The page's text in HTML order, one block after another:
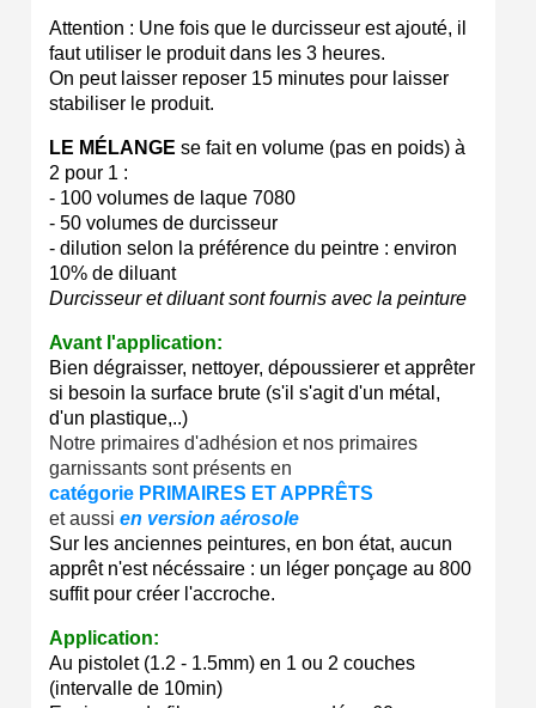
Attention : Une fois que le durcisseur est ajouté, il
faut utiliser le produit dans les 3 heures.
On peut laisser reposer 15 minutes pour laisser
stabiliser le produit.
LE MÉLANGE se fait en volume (pas en poids) à
2 pour 1 :
- 100 volumes de laque 7080
- 50 volumes de durcisseur
- dilution selon la préférence du peintre : environ
10% de diluant
Durcisseur et diluant sont fournis avec la peinture
Avant l'application:
Bien dégraisser, nettoyer, dépoussierer et apprêter
si besoin la surface brute (s'il s'agit d'un métal,
d'un plastique,..)
Notre primaires d'adhésion et nos primaires
garnissants sont présents en
catégorie PRIMAIRES ET APPRÊTS
et aussi en version aérosole
Sur les anciennes peintures, en bon état, aucun
apprêt n'est nécéssaire : un léger ponçage au 800
suffit pour créer l'accroche.
Application:
Au pistolet (1.2 - 1.5mm) en 1 ou 2 couches
(intervalle de 10min)